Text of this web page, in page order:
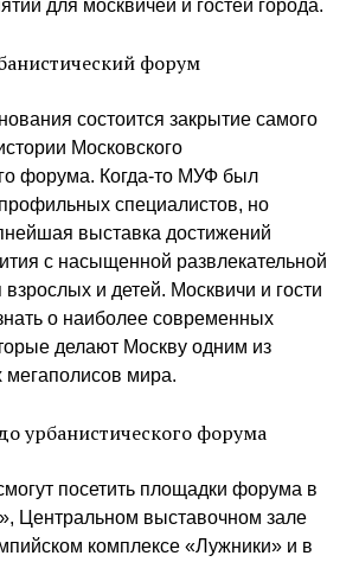
для москвичей и гостей города.
форум
состоится закрытие самого
Московского
форума. Когда-то МУФ был
специалистов, но
выставка достижений
с насыщенной развлекательной
и детей. Москвичи и гости
о наиболее современных
делают Москву одним из
мира.
урбанистического форума
посетить площадки форума в
Центральном выставочном зале
комплексе «Лужники» и в